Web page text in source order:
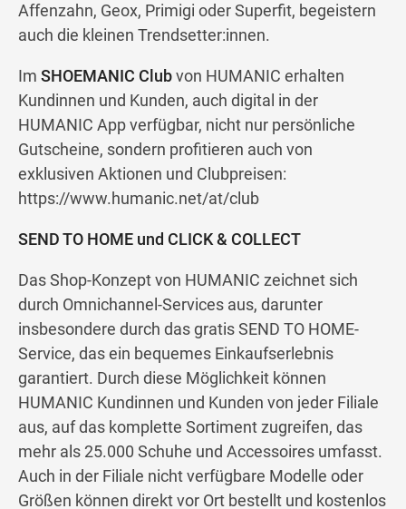
Affenzahn, Geox, Primigi oder Superfit, begeistern
auch die kleinen Trendsetter:innen.
Im SHOEMANIC Clubvon HUMANIC erhalten
Kundinnen und Kunden, auch digital in der
HUMANIC App verfügbar, nicht nur persönliche
Gutscheine, sondern profitieren auch von
exklusiven Aktionen und Clubpreisen:
https://www.humanic.net/at/club
SEND TO HOME und CLICK & COLLECT
Das Shop-Konzept von HUMANIC zeichnet sich
durch Omnichannel-Services aus, darunter
insbesondere durch das gratis SEND TO HOME-
Service, das ein bequemes Einkaufserlebnis
garantiert. Durch diese Möglichkeit können
HUMANIC Kundinnen und Kunden von jeder Filiale
aus, auf das komplette Sortiment zugreifen, das
mehr als 25.000 Schuhe und Accessoires umfasst.
Auch in der Filiale nicht verfügbare Modelle oder
Größen können direkt vor Ort bestellt und kostenlos